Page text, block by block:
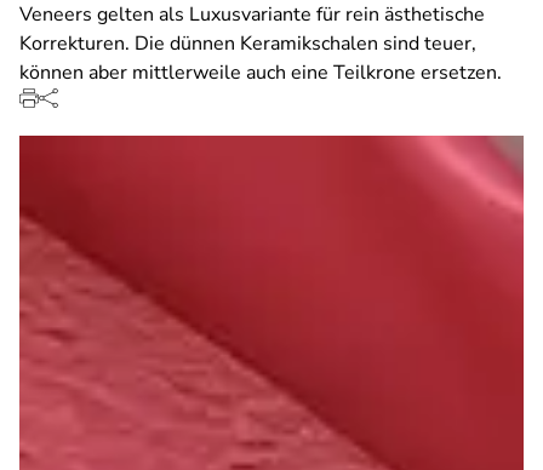
Veneers gelten als Luxusvariante für rein ästhetische
Korrekturen. Die dünnen Keramikschalen sind teuer,
können aber mittlerweile auch eine Teilkrone ersetzen.